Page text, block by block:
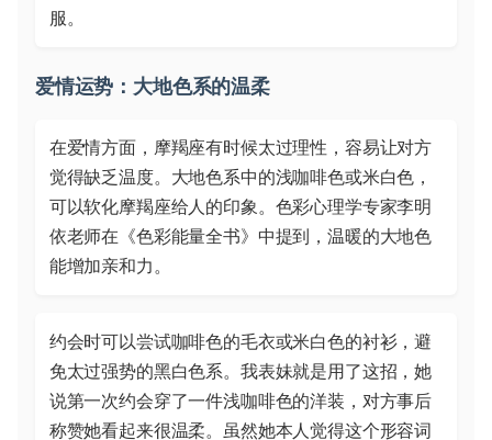
服。
爱情运势：大地色系的温柔
在爱情方面，摩羯座有时候太过理性，容易让对方
觉得缺乏温度。大地色系中的浅咖啡色或米白色，
可以软化摩羯座给人的印象。色彩心理学专家李明
依老师在《色彩能量全书》中提到，温暖的大地色
能增加亲和力。
约会时可以尝试咖啡色的毛衣或米白色的衬衫，避
免太过强势的黑白色系。我表妹就是用了这招，她
说第一次约会穿了一件浅咖啡色的洋装，对方事后
称赞她看起来很温柔。虽然她本人觉得这个形容词